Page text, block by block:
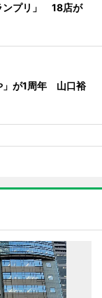
ンプリ」 18店が
」が1周年 山口裕